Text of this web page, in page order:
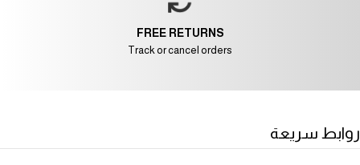
FREE RETURNS
Track or cancel orders
روابط سريعة